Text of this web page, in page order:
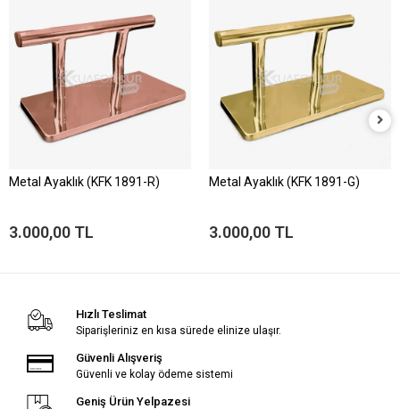
Metal Ayaklık (KFK 1891-R)
3.000,00 TL
Metal Ayaklık (KFK 1891-G)
3.000,00 TL
Hızlı Teslimat
Siparişleriniz en kısa sürede elinize ulaşır.
Güvenli Alışveriş
Güvenli ve kolay ödeme sistemi
Geniş Ürün Yelpazesi